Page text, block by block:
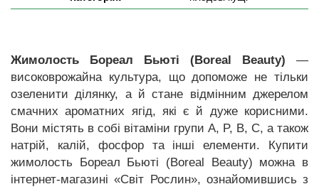
Жимолость Бореал Бьюті (Boreal Beauty) —
високоврожайна культура, що допоможе не тільки
озеленити ділянку, а й стане відмінним джерелом
смачних ароматних ягід, які є й дуже корисними.
Вони містять в собі вітаміни групи A, P, B, C, а також
натрій, калій, фосфор та інші елементи. Купити
жимолость Бореал Бьюті (Boreal Beauty) можна в
інтернет-магазині «Світ Рослин», ознайомившись з